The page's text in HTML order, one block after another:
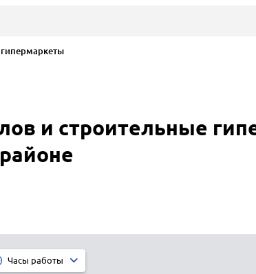
и строительные
Часы работы